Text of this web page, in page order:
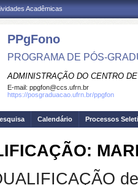
Acadêmicas
PPgFono
PROGRAMA DE PÓS-
ADMINISTRAÇÃO DO CENTRO
E-mail: ppgfon@ccs.ufrn.br
https://posgraduacao.ufrn.br/ppgfon
Calendário Processos